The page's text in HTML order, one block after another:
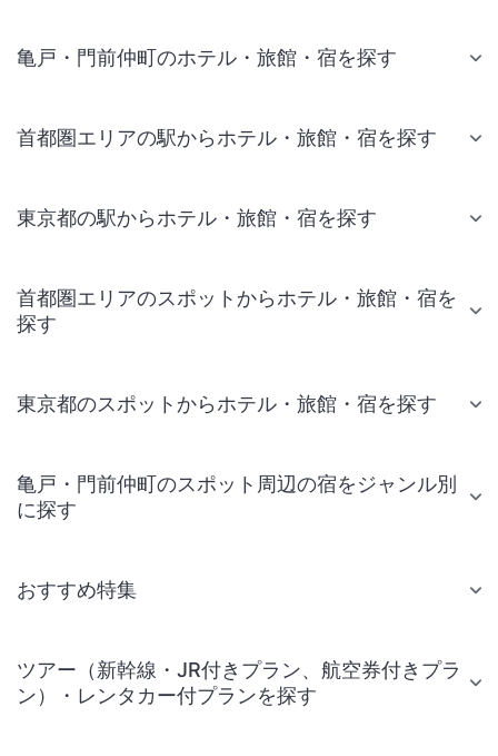
亀戸・門前仲町のホテル・旅館・宿を探す
首都圏エリアの駅からホテル・旅館・宿を探す
東京都の駅からホテル・旅館・宿を探す
首都圏エリアのスポットからホテル・旅館・宿を
探す
東京都のスポットからホテル・旅館・宿を探す
亀戸・門前仲町のスポット周辺の宿をジャンル別
に探す
おすすめ特集
ツアー（新幹線・JR付きプラン、航空券付きプラ
ン）・レンタカー付プランを探す